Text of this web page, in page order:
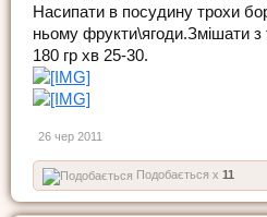
Насипати в посудину трохи
ньому фрукти\ягоди.Змішати з
180 гр хв 25-30.
26 чер 2011
Подобається x 11